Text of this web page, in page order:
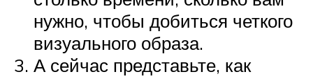
нужно, чтобы добиться четкого
визуального образа.
А сейчас представьте, как